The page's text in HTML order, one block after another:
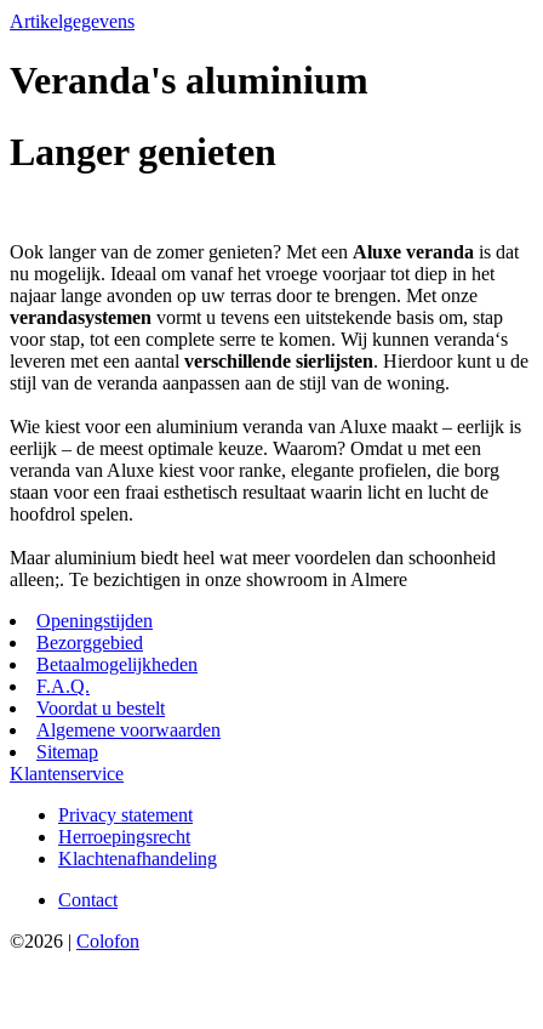
Artikelgegevens
Veranda's aluminium
Langer genieten
Ook langer van de zomer genieten? Met een Aluxe veranda is dat
nu mogelijk. Ideaal om vanaf het vroege voorjaar tot diep in het
najaar lange avonden op uw terras door te brengen. Met onze
verandasystemen vormt u tevens een uitstekende basis om, stap
voor stap, tot een complete serre te komen. Wij kunnen veranda‘s
leveren met een aantal verschillende sierlijsten. Hierdoor kunt u de
stijl van de veranda aanpassen aan de stijl van de woning.
Wie kiest voor een aluminium veranda van Aluxe maakt – eerlijk is
eerlijk – de meest optimale keuze. Waarom? Omdat u met een
veranda van Aluxe kiest voor ranke, elegante profielen, die borg
staan voor een fraai esthetisch resultaat waarin licht en lucht de
hoofdrol spelen.
Maar aluminium biedt heel wat meer voordelen dan schoonheid
alleen;. Te bezichtigen in onze showroom in Almere
Openingstijden
Bezorggebied
Betaalmogelijkheden
F.A.Q.
Voordat u bestelt
Algemene voorwaarden
Sitemap
Klantenservice
Privacy statement
Herroepingsrecht
Klachtenafhandeling
Contact
©2026 | Colofon